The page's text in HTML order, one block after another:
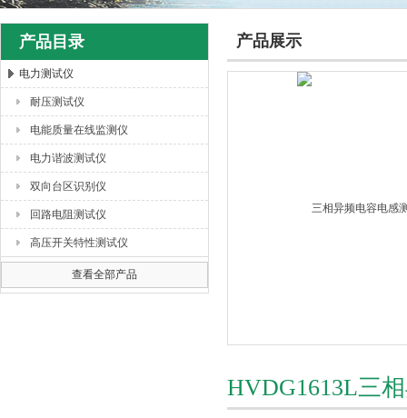
扬州海沃电气科技发展有限公司
产品目录
电力测试仪
耐压测试仪
电能质量在线监测仪
电力谐波测试仪
双向台区识别仪
回路电阻测试仪
高压开关特性测试仪
查看全部产品
产品展示
HVDG1613L三